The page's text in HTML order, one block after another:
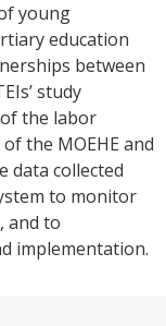
young
education
between
study
the labor
the MOEHE and
data collected
to monitor
and to
implementation.